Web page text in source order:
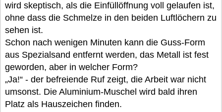
wird skeptisch, als die Einfüllöffnung voll gelaufen ist,
ohne dass die Schmelze in den beiden Luftlöchern zu
sehen ist.
Schon nach wenigen Minuten kann die Guss-Form
aus Spezialsand entfernt werden, das Metall ist fest
geworden, aber in welcher Form?
„Ja!“ - der befreiende Ruf zeigt, die Arbeit war nicht
umsonst. Die Aluminium-Muschel wird bald ihren
Platz als Hauszeichen finden.